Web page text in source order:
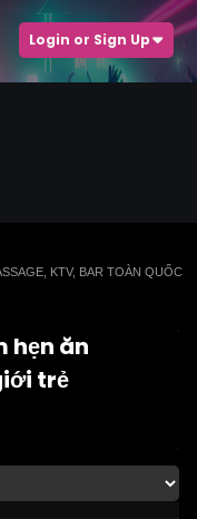
Login or Sign Up
KTV, BAR TOÀN QUỐC
hẹn ăn
trẻ